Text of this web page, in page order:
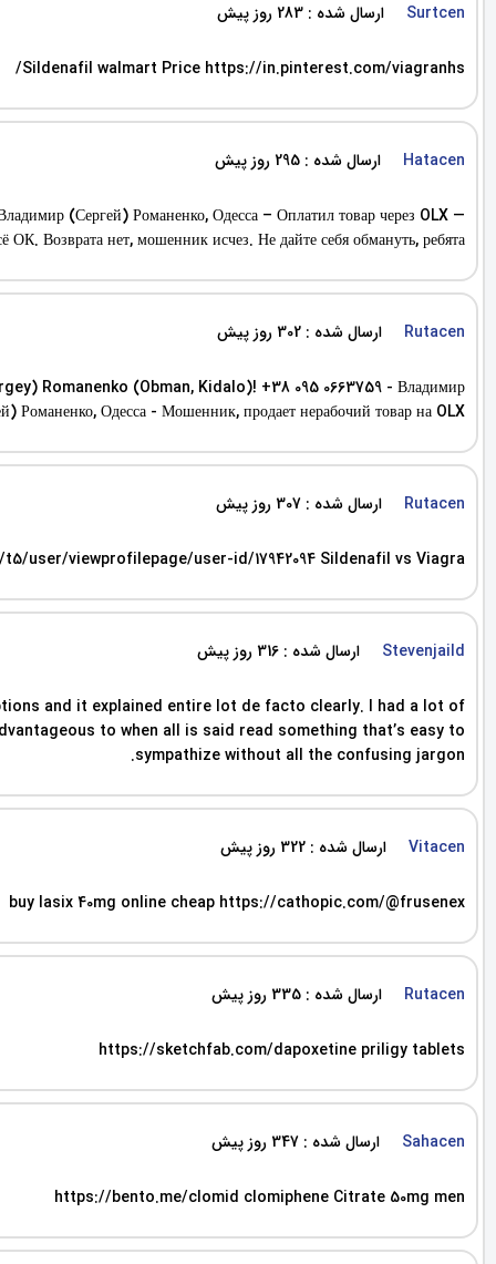
Surtcen ارسال شده : 283 روز پیش
Sildenafil walmart Price https://in.pinterest.com/viagranhs/
Hatacen ارسال شده : 295 روز پیش
(Сергей) Романенко, Одесса – Оплатил товар через OLX —
Возврата нет, мошенник исчез. Не дайте себя обмануть, ребята!
Rutacen ارسال شده : 302 روز پیش
Romanenko (Obman, Kidalo)! +38 095 0663759 - Владимир
Романенко, Одесса - Мошенник, продает нерабочий товар на OLX!
Rutacen ارسال شده : 307 روز پیش
user/viewprofilepage/user-id/17942094 Sildenafil vs Viagra
Stevenjaild ارسال شده : 316 روز پیش
and it explained entire lot de facto clearly. I had a lot of
to when all is said read something that’s easy to
sympathize without all the confusing jargon.
Vitacen ارسال شده : 322 روز پیش
buy lasix 40mg online cheap https://cathopic.com/@frusenex
Rutacen ارسال شده : 335 روز پیش
https://sketchfab.com/dapoxetine priligy tablets
Sahacen ارسال شده : 347 روز پیش
https://bento.me/clomid clomiphene Citrate 50mg men